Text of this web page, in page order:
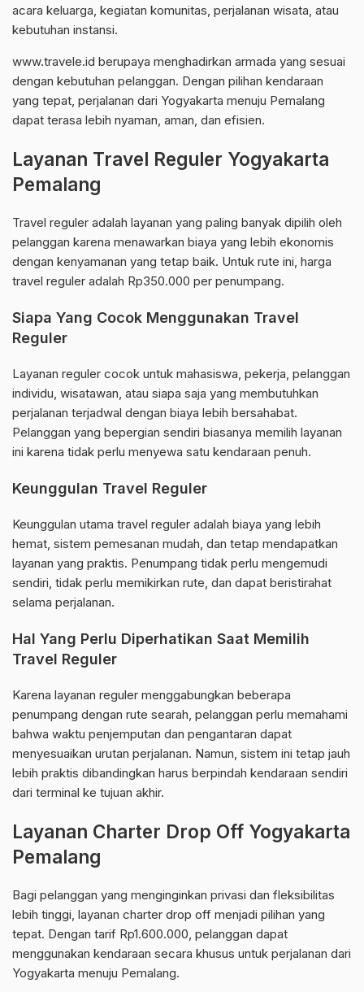
acara keluarga, kegiatan komunitas, perjalanan wisata, atau
kebutuhan instansi.
www.travele.id berupaya menghadirkan armada yang sesuai
dengan kebutuhan pelanggan. Dengan pilihan kendaraan
yang tepat, perjalanan dari Yogyakarta menuju Pemalang
dapat terasa lebih nyaman, aman, dan efisien.
Layanan Travel Reguler Yogyakarta
Pemalang
Travel reguler adalah layanan yang paling banyak dipilih oleh
pelanggan karena menawarkan biaya yang lebih ekonomis
dengan kenyamanan yang tetap baik. Untuk rute ini, harga
travel reguler adalah Rp350.000 per penumpang.
Siapa Yang Cocok Menggunakan Travel
Reguler
Layanan reguler cocok untuk mahasiswa, pekerja, pelanggan
individu, wisatawan, atau siapa saja yang membutuhkan
perjalanan terjadwal dengan biaya lebih bersahabat.
Pelanggan yang bepergian sendiri biasanya memilih layanan
ini karena tidak perlu menyewa satu kendaraan penuh.
Keunggulan Travel Reguler
Keunggulan utama travel reguler adalah biaya yang lebih
hemat, sistem pemesanan mudah, dan tetap mendapatkan
layanan yang praktis. Penumpang tidak perlu mengemudi
sendiri, tidak perlu memikirkan rute, dan dapat beristirahat
selama perjalanan.
Hal Yang Perlu Diperhatikan Saat Memilih
Travel Reguler
Karena layanan reguler menggabungkan beberapa
penumpang dengan rute searah, pelanggan perlu memahami
bahwa waktu penjemputan dan pengantaran dapat
menyesuaikan urutan perjalanan. Namun, sistem ini tetap jauh
lebih praktis dibandingkan harus berpindah kendaraan sendiri
dari terminal ke tujuan akhir.
Layanan Charter Drop Off Yogyakarta
Pemalang
Bagi pelanggan yang menginginkan privasi dan fleksibilitas
lebih tinggi, layanan charter drop off menjadi pilihan yang
tepat. Dengan tarif Rp1.600.000, pelanggan dapat
menggunakan kendaraan secara khusus untuk perjalanan dari
Yogyakarta menuju Pemalang.